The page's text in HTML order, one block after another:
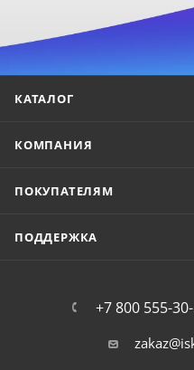
КАТАЛОГ
КОМПАНИЯ
ПОКУПАТЕЛЯМ
ПОДДЕРЖКА
+7 800 555-